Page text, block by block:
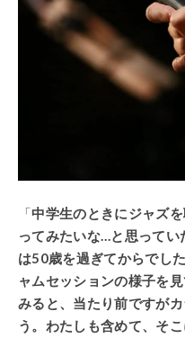
「中学生のときにジャズ
ってみたいな…と思って
は50歳を過ぎてからでし
ャムセッションの様子を
みると、当たり前ですが
う。わたしも含めて、そ